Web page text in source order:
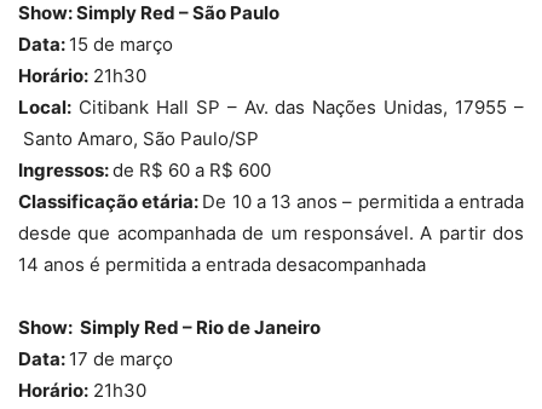
Show: Simply Red – São Paulo
Data: 15 de março
Horário: 21h30
Local: Citibank Hall SP – Av. das Nações Unidas, 17955 –
Santo Amaro, São Paulo/SP
Ingressos:de R$ 60 a R$ 600
Classificação etária: De 10 a 13 anos – permitida a entrada
desde que acompanhada de um responsável. A partir dos
14 anos é permitida a entrada desacompanhada
Show: Simply Red – Rio de Janeiro
Data: 17 de março
Horário: 21h30